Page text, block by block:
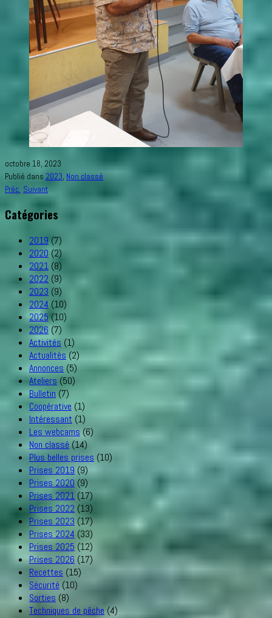
octobre 18, 2023
Publié dans 2023, Non classé
Préc. Suivant
Catégories
2019(7)
2020 (2)
2021 (8)
2022 (9)
2023 (9)
2024 (10)
2025(10)
2026 (7)
Activités (1)
Actualités (2)
Annonces (5)
Ateliers (50)
Bulletin (7)
Coopérative (1)
Intéressant (1)
Les webcams (6)
Non classé(14)
Plus belles prises (10)
Prises 2019 (9)
Prises 2020 (9)
Prises 2021 (17)
Prises 2022 (13)
Prises 2023 (17)
Prises 2024 (33)
Prises 2025 (12)
Prises 2026 (17)
Recettes (15)
Sécurité (10)
Sorties (8)
Techniques de pêche(4)